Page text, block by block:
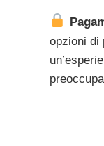
opzioni di